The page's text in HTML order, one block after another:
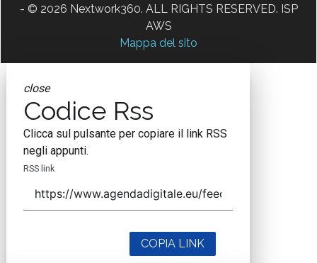
- © 2026 Nextwork360. ALL RIGHTS RESERVED. ISP
AWS
Mappa del sito
close
Codice Rss
Clicca sul pulsante per copiare il link RSS
negli appunti.
RSS link
COPIA LINK